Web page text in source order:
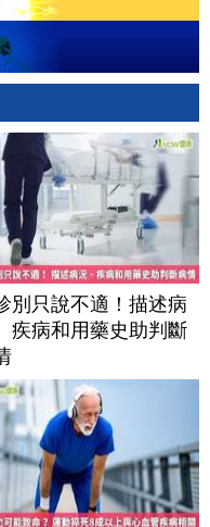
別只說不適！描述病
疾病和用藥史助判斷